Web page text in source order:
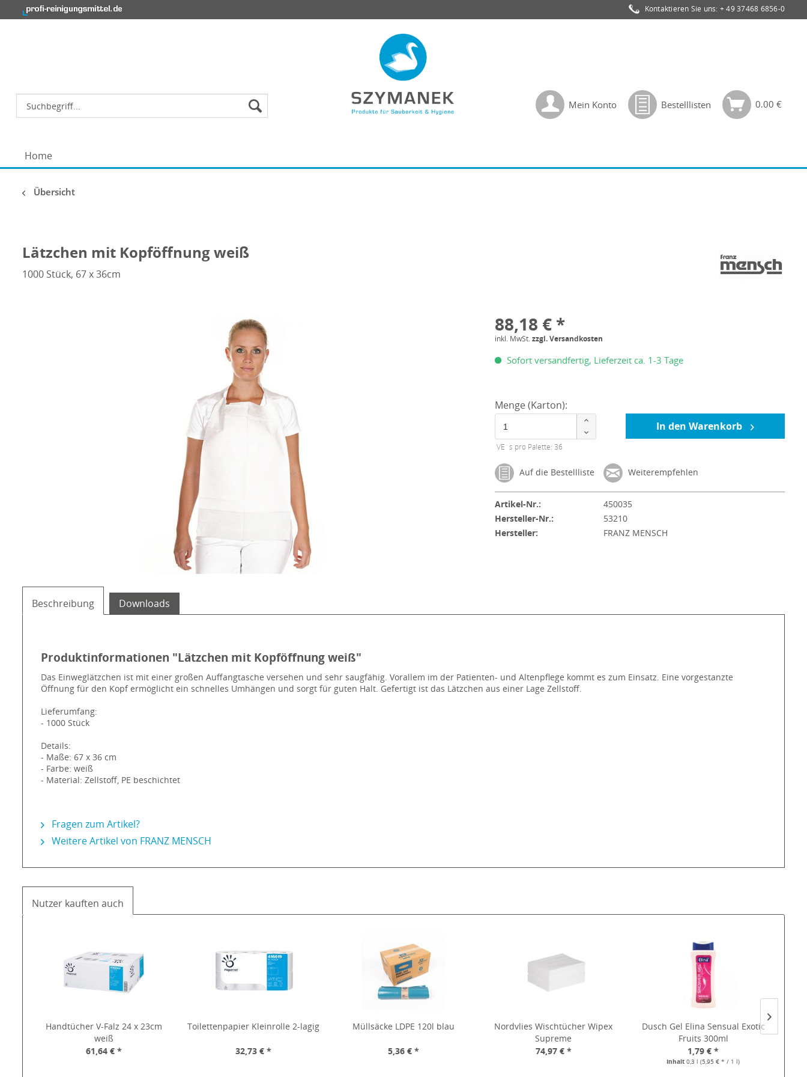
Kontaktieren Sie uns: + 49 37468 6856-0
Mein Konto Bestelllisten 0,00 €
Home
Übersicht
Lätzchen mit Kopföffnung weiß
1000 Stück, 67 x 36cm
88,18 € *
inkl. MwSt.zzgl. Versandkosten
Sofort versandfertig, Lieferzeit ca. 1-3 Tage
Menge (Karton):
VE´s pro Palette: 36
In den Warenkorb
Auf die Bestellliste Weiterempfehlen
Artikel-Nr.:
450035
Hersteller-Nr.:
53210
Hersteller:
FRANZ MENSCH
Beschreibung Downloads
Produktinformationen "Lätzchen mit Kopföffnung weiß"
Das Einweglätzchen ist mit einer großen Auffangtasche versehen und sehr saugfähig. Vorallem im der Patienten- und Altenpflege kommt es zum Einsatz. Eine vorgestanzte
Öffnung für den Kopf ermöglicht ein schnelles Umhängen und sorgt für guten Halt. Gefertigt ist das Lätzchen aus einer Lage Zellstoff.
Lieferumfang:
- 1000 Stück
Details:
- Maße: 67 x 36 cm
- Farbe: weiß
- Material: Zellstoff, PE beschichtet
Fragen zum Artikel?
Weitere Artikel von FRANZ MENSCH
Nutzer kauften auch
Handtücher V-Falz 24 x 23cm
weiß
61,64 € *
Toilettenpapier Kleinrolle 2-lagig
32,73 € *
Müllsäcke LDPE 120l blau
5,36 € *
Nordvlies Wischtücher Wipex
Supreme
74,97 € *
Dusch Gel Elina Sensual Exotic
Fruits 300ml
1,79 € *
Inhalt0,3 l(5,95 € * / 1 l)